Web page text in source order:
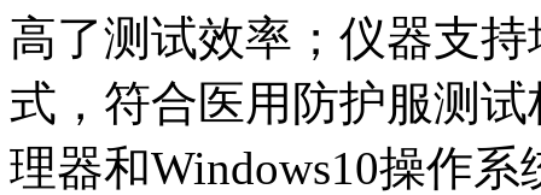
高了测试效率；仪器支
式，符合医用防护服测
理器和Windows10操作